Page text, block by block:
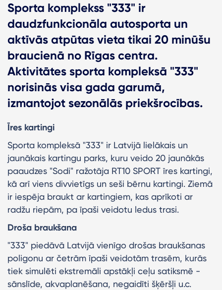
Sporta komplekss "333" ir
daudzfunkcionāla autosporta un
aktīvās atpūtas vieta tikai 20 minūšu
braucienā no Rīgas centra.
Aktivitātes sporta kompleksā "333"
norisinās visa gada garumā,
izmantojot sezonālās priekšrocības.
Īres kartingi
Sporta kompleksā "333" ir Latvijā lielākais un
jaunākais kartingu parks, kuru veido 20 jaunākās
paaudzes "Sodi" ražotāja RT10 SPORT īres kartingi,
kā arī viens divvietīgs un seši bērnu kartingi. Ziemā
ir iespēja braukt ar kartingiem, kas aprīkoti ar
radžu riepām, pa īpaši veidotu ledus trasi.
Droša braukšana
"333" piedāvā Latvijā vienīgo drošas braukšanas
poligonu ar četrām īpaši veidotām trasēm, kurās
tiek simulēti ekstremāli apstākļi ceļu satiksmē -
sānslīde, akvaplanēšana, negaidīti šķēršļi u.c.